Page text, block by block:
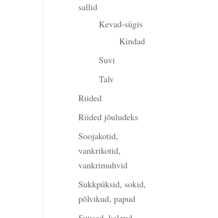
sallid
Kevad-sügis
Kindad
Suvi
Talv
Riided
Riided jõuludeks
Soojakotid,
vankrikotid,
vankrimuhvid
Sukkpüksid, sokid,
põlvikud, papud